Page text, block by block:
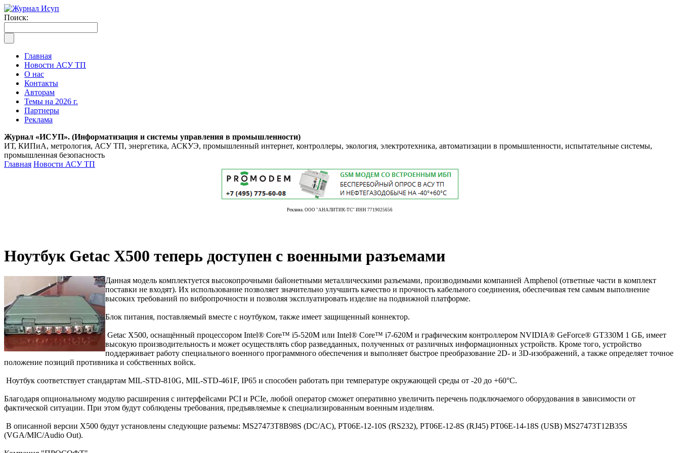
Поиск:
Главная
Новости АСУ ТП
О нас
Контакты
Авторам
Темы на 2026 г.
Партнеры
Реклама
Журнал «ИСУП». (Информатизация и системы управления в промышленности)
ИТ, КИПиА, метрология, АСУ ТП, энергетика, АСКУЭ, промышленный интернет, контроллеры, экология, электротехника, автоматизации в промышленности, испытательные системы,
промышленная безопасность
Главная Новости АСУ ТП
Реклама. ООО "АНАЛИТИК-ТС" ИНН 7719025656
Ноутбук Getac X500 теперь доступен с военными разъемами
Данная модель комплектуется высокопрочными байонетными металлическими разъемами, производимыми компанией Amphenol (ответные части в комплект
поставки не входят). Их использование позволяет значительно улучшить качество и прочность кабельного соединения, обеспечивая тем самым выполнение
высоких требований по вибропрочности и позволяя эксплуатировать изделие на подвижной платформе.
Блок питания, поставляемый вместе с ноутбуком, также имеет защищенный коннектор.
Getac X500, оснащённый процессором Intel® Core™ i5-520M или Intel® Core™ i7-620M и графическим контроллером NVIDIA® GeForce® GT330M 1 GБ, имеет
высокую производительность и может осуществлять сбор разведданных, полученных от различных информационных устройств. Кроме того, устройство
поддерживает работу специального военного программного обеспечения и выполняет быстрое преобразование 2D- и 3D-изображений, а также определяет точное
положение позиций противника и собственных войск.
Ноутбук соответствует стандартам MIL-STD-810G, MIL-STD-461F, IP65 и способен работать при температуре окружающей среды от -20 до +60°C.
Благодаря опциональному модулю расширения с интерфейсами PCI и PCIe, любой оператор сможет оперативно увеличить перечень подключаемого оборудования в зависимости от
фактической ситуации. При этом будут соблюдены требования, предъявляемые к специализированным военным изделиям.
В описанной версии X500 будут установлены следующие разъемы: MS27473T8B98S (DC/AC), PT06E-12-10S (RS232), PT06E-12-8S (RJ45) PT06E-14-18S (USB) MS27473T12B35S
(VGA/MIC/Audio Out).